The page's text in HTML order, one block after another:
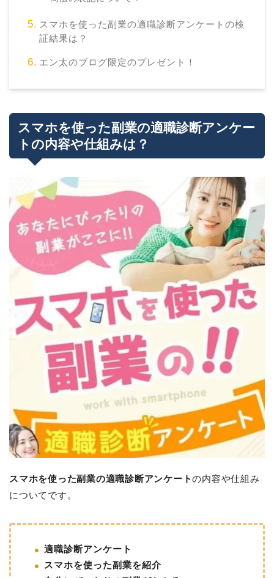
スマホを使った副業の適職診断アンケートの検
証結果は？
エン太のブログ限定のプレゼント！
スマホを使った副業の適職診断アンケー
トの内容や仕組みは？
スマホを使った副業の適職診断アンケートの内容や仕組み
についてです。
適職診断アンケート
スマホを使った副業を紹介